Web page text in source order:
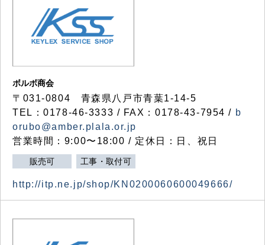
ボルボ商会
〒031-0804 青森県八戸市青葉1-14-5
TEL：0178-46-3333 / FAX：0178-43-7954 / b
orubo@amber.plala.or.jp
営業時間：9:00〜18:00 / 定休日：日、祝日
販売可 工事・取付可
http://itp.ne.jp/shop/KN0200060600049666/